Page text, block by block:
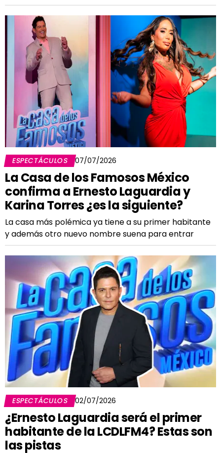
ESPECTÁCULOS 07/07/2026
La Casa de los Famosos México
confirma a Ernesto Laguardia y
Karina Torres ¿es la siguiente?
La casa más polémica ya tiene a su primer habitante
y además otro nuevo nombre suena para entrar
ESPECTÁCULOS 02/07/2026
¿Ernesto Laguardia será el primer
habitante de la LCDLFM4? Estas son
las pistas